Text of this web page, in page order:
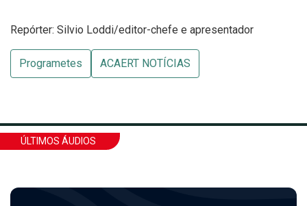
Repórter: Silvio Loddi/editor-chefe e apresentador
Programetes ACAERT NOTÍCIAS
ÚLTIMOS ÁUDIOS